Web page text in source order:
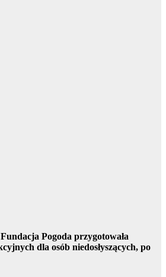
Pogoda przygotowała
dla osób niedosłyszących, po